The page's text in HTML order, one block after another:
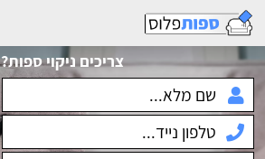
צריכים ניקוי ספות?